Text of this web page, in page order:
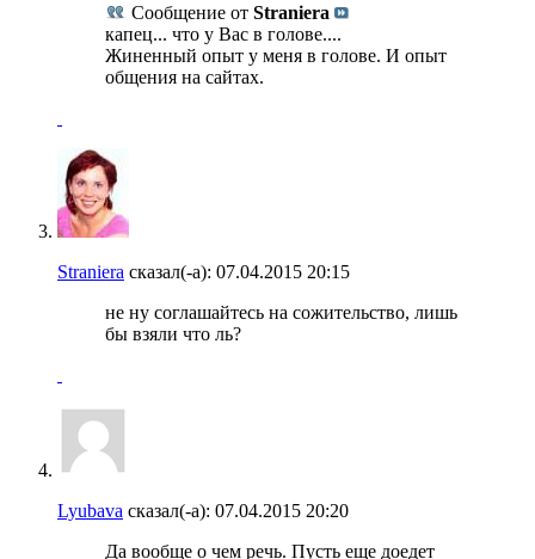
Сообщение от Straniera
капец... что у Вас в голове....
Жиненный опыт у меня в голове. И опыт
общения на сайтах.
Straniera сказал(-а): 07.04.2015 20:15
не ну соглашайтесь на сожительство, лишь
бы взяли что ль?
Lyubava сказал(-а): 07.04.2015 20:20
Да вообще о чем речь. Пусть еще доедет